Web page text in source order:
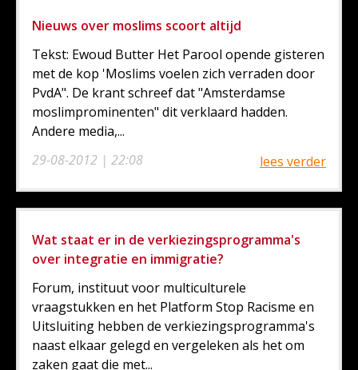
Nieuws over moslims scoort altijd
29-08-2012 | 22:08
Tekst: Ewoud Butter Het Parool opende gisteren
met de kop 'Moslims voelen zich verraden door
PvdA". De krant schreef dat "Amsterdamse
moslimprominenten" dit verklaard hadden.
Andere media,...
lees verder
Wat staat er in de verkiezingsprogramma's
over integratie en immigratie?
Forum, instituut voor multiculturele
vraagstukken en het Platform Stop Racisme en
Uitsluiting hebben de verkiezingsprogramma's
naast elkaar gelegd en vergeleken als het om
zaken gaat die met...